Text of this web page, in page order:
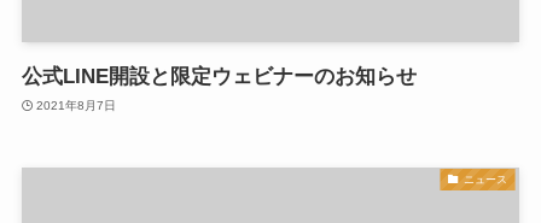
公式LINE開設と限定ウェビナーのお知らせ
2021年8月7日
ニュース